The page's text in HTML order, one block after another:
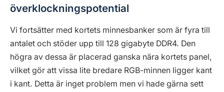
överklockningspotential
Vi fortsätter med kortets minnesbanker som är fyra till
antalet och stöder upp till 128 gigabyte DDR4. Den
högra av dessa är placerad ganska nära kortets panel,
vilket gör att vissa lite bredare RGB-minnen ligger kant
i kant. Detta är inget problem men vi hade gärna sett